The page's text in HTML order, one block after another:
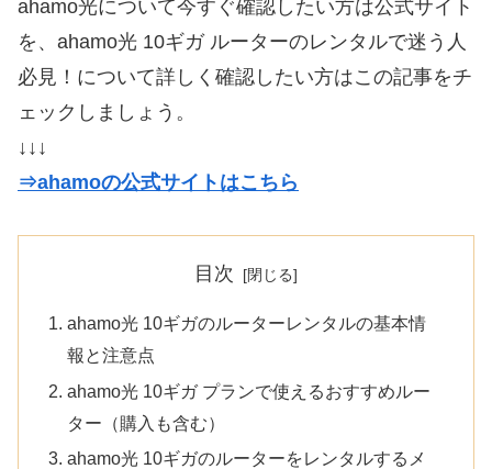
ahamo光について今すぐ確認したい方は公式サイト
を、ahamo光 10ギガ ルーターのレンタルで迷う人
必見！について詳しく確認したい方はこの記事をチ
ェックしましょう。
↓↓↓
⇒ahamoの公式サイトはこちら
目次
ahamo光 10ギガのルーターレンタルの基本情
報と注意点
ahamo光 10ギガ プランで使えるおすすめルー
ター（購入も含む）
ahamo光 10ギガのルーターをレンタルするメ